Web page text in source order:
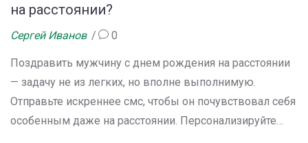
на расстоянии?
Сергей Иванов 0
Поздравить мужчину с днем рождения на расстоянии
— задачу не из легких, но вполне выполнимую.
Отправьте искреннее смс, чтобы он почувствовал себя
особенным даже на расстоянии. Персонализируйте